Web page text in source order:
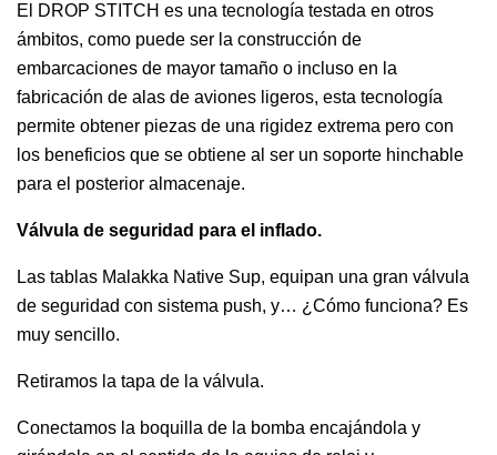
El DROP STITCH es una tecnología testada en otros
ámbitos, como puede ser la construcción de
embarcaciones de mayor tamaño o incluso en la
fabricación de alas de aviones ligeros, esta tecnología
permite obtener piezas de una rigidez extrema pero con
los beneficios que se obtiene al ser un soporte hinchable
para el posterior almacenaje.
Válvula de seguridad para el inflado.
Las tablas Malakka Native Sup, equipan una gran válvula
de seguridad con sistema push, y… ¿Cómo funciona? Es
muy sencillo.
Retiramos la tapa de la válvula.
Conectamos la boquilla de la bomba encajándola y